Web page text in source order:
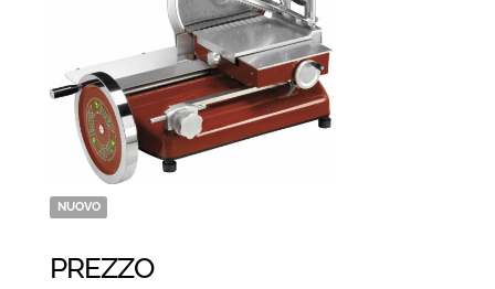
NUOVO
PREZZO